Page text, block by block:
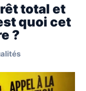
total et
quoi cet
?